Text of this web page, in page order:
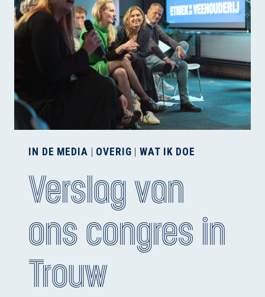
NRC
IN DE MEDIA | OVERIG |WAT IK DOE
Verslag van
ons congres in
Trouw